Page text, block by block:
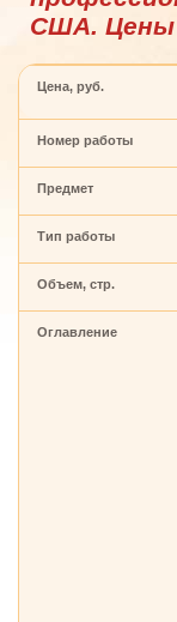
США. Цены
Цена, руб.
Номер работы
Предмет
Тип работы
Объем, стр.
Оглавление